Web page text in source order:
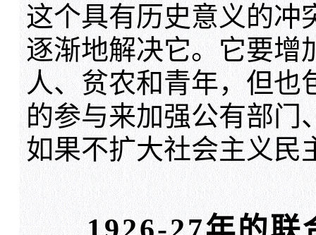
这个具有历史意义的冲
逐渐地解决它。它要增
人、贫农和青年，但也
的参与来加强公有部门
如果不扩大社会主义民